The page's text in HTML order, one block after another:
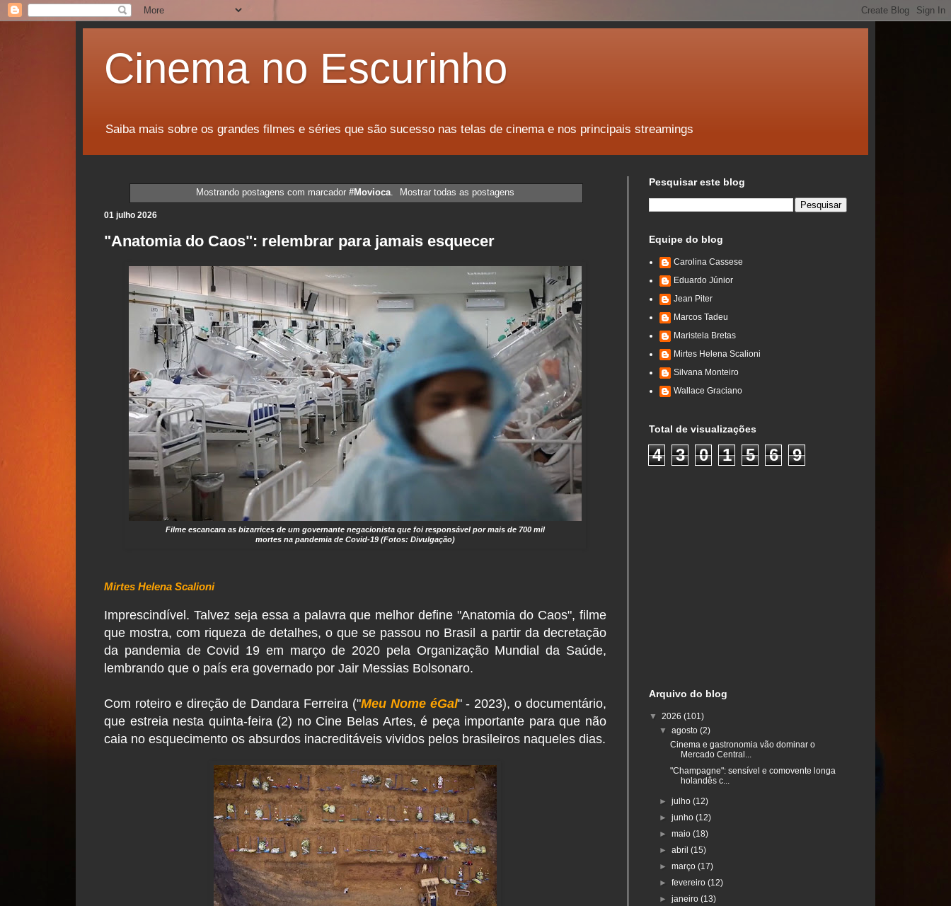
Cinema no Escurinho
Saiba mais sobre os grandes filmes e séries que são sucesso nas telas de cinema e nos principais streamings
Mostrando postagens com marcador #Movioca. Mostrar todas as postagens
01 julho 2026
"Anatomia do Caos": relembrar para jamais esquecer
Filme escancara as bizarrices de um governante negacionista que foi responsável por mais de 700 mil
mortes na pandemia de Covid-19 (Fotos: Divulgação)
Mirtes Helena Scalioni
Imprescindível. Talvez seja essa a palavra que melhor define "Anatomia do Caos", filme
que mostra, com riqueza de detalhes, o que se passou no Brasil a partir da decretação
da pandemia de Covid 19 em março de 2020 pela Organização Mundial da Saúde,
lembrando que o país era governado por Jair Messias Bolsonaro.
Com roteiro e direção de Dandara Ferreira ("Meu Nome éGal" - 2023), o documentário,
que estreia nesta quinta-feira (2) no Cine Belas Artes, é peça importante para que não
caia no esquecimento os absurdos inacreditáveis vividos pelos brasileiros naqueles dias.
Pesquisar este blog
Equipe do blog
Carolina Cassese
Eduardo Júnior
Jean Piter
Marcos Tadeu
Maristela Bretas
Mirtes Helena Scalioni
Silvana Monteiro
Wallace Graciano
Total de visualizações
4 3 0 1 5 6 9
Arquivo do blog
▼ 2026 (101)
▼agosto(2)
Cinema e gastronomia vão dominar o
Mercado Central...
"Champagne": sensível e comovente longa
holandês c...
►julho(12)
►junho(12)
►maio(18)
►abril(15)
►março(17)
►fevereiro(12)
►janeiro(13)